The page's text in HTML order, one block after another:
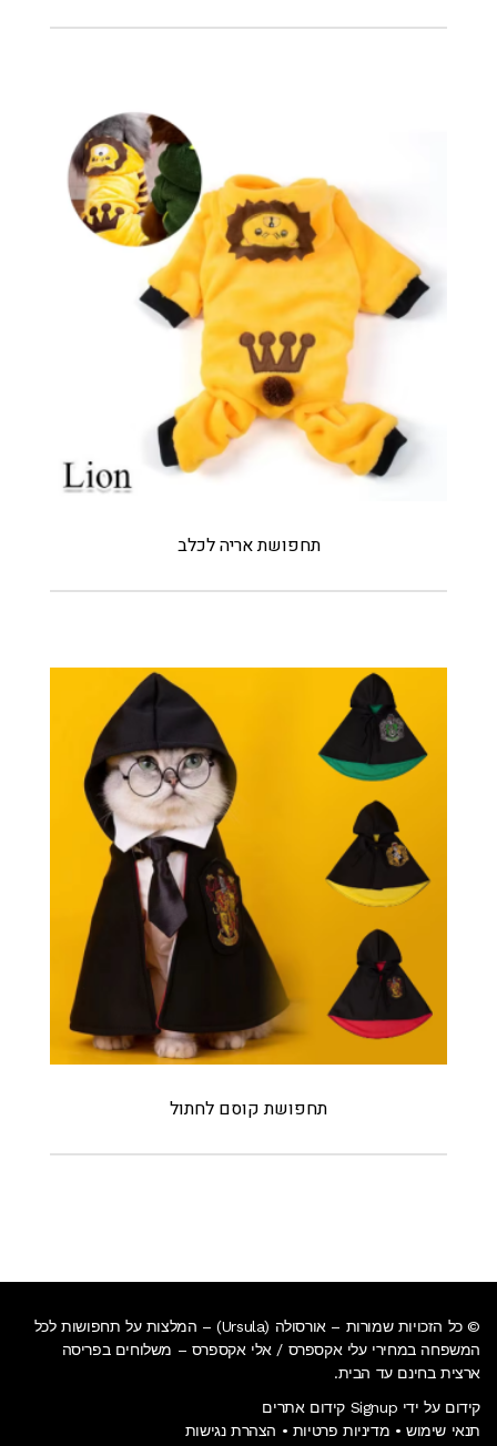
תחפושת אריה לכלב
תחפושת קוסם לחתול
© כל הזכויות שמורות – אורסולה (Ursula) – המלצות על תחפושות לכל
המשפחה במחירי עלי אקספרס / אלי אקספרס – משלוחים בפריסה
ארצית בחינם עד הבית.
קידום על ידי Signup קידום אתרים
תנאי שימוש • מדיניות פרטיות • הצהרת נגישות